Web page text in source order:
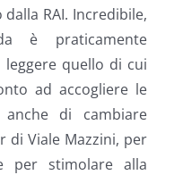
RAI. Incredibile,
è praticamente
leggere quello di cui
ad accogliere le
di cambiare
di Viale Mazzini, per
per stimolare alla